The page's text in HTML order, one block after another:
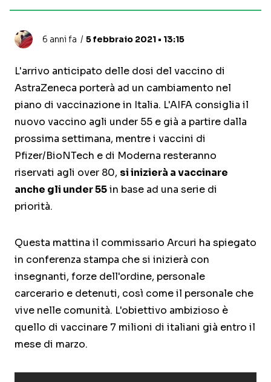
6 anni fa 5 febbraio 2021 • 13:15
L'arrivo anticipato delle dosi del vaccino di
AstraZeneca porterà ad un cambiamento nel
piano di vaccinazione in Italia. L'AIFA consiglia il
nuovo vaccino agli under 55 e già a partire dalla
prossima settimana, mentre i vaccini di
Pfizer/BioNTech e di Moderna resteranno
riservati agli over 80, si inizierà a vaccinare
anche gli under 55in base ad una serie di
priorità.
Questa mattina il commissario Arcuri ha spiegato
in conferenza stampa che si inizierà con
insegnanti, forze dell'ordine, personale
carcerario e detenuti, così come il personale che
vive nelle comunità. L'obiettivo ambizioso è
quello di vaccinare 7 milioni di italiani già entro il
mese di marzo.